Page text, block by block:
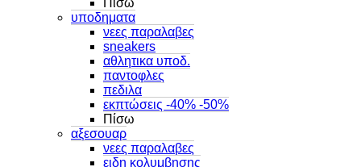
υποδηματα
νεες παραλαβες
sneakers
αθλητικα υποδ.
παντοφλες
πεδιλα
εκπτώσεις -40% -50%
Πίσω
αξεσουαρ
νεες παραλαβες
ειδη κολυμβησης